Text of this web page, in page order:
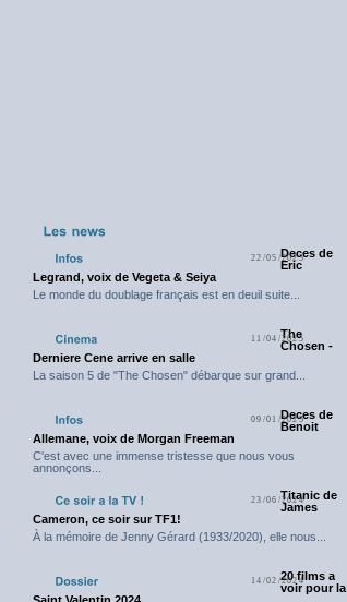
22/05/2025Deces de
Eric
Legrand, voix de Vegeta & Seiya
Le monde du doublage français est en deuil suite...
11/04/2025
The
Chosen -
Derniere Cene arrive en salle
La saison 5 de "The Chosen" débarque sur grand...
09/01/2025Deces de
Benoit
Allemane, voix de Morgan Freeman
C'est avec une immense tristesse que nous vous
annonçons...
23/06/2024Titanic de
James
Cameron, ce soir sur TF1!
À la mémoire de Jenny Gérard (1933/2020), elle nous...
14/02/202420 films a
voir pour la